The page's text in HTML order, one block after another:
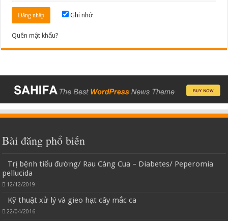
Ghi nhớ
Quên mật khẩu?
Bài đăng phổ biến
Trị bệnh tiểu đường/ Rau Càng Cua – Diabetes/ Peperomia
pellucida
12/12/2019
Kỹ thuật xử lý và gieo hạt cây mắc ca
22/04/2016